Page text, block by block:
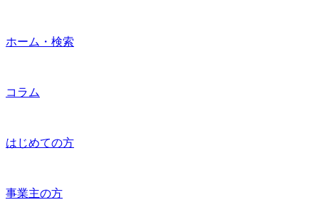
ホーム・検索
コラム
はじめての方
事業主の方